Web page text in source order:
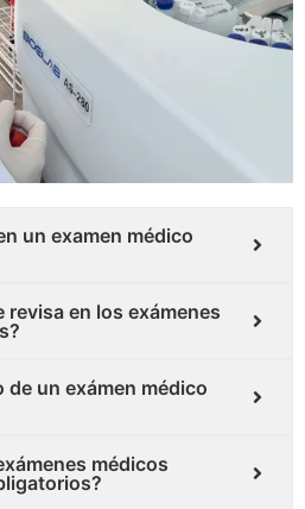
un examen médico
revisa en los exámenes
de un exámen médico
médicos